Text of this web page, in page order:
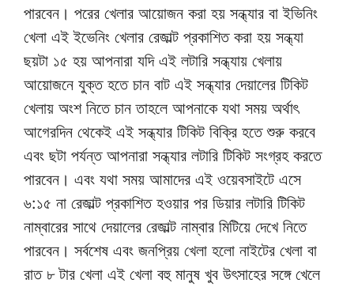
পারবেন। পরের খেলার আয়োজন করা হয় সন্ধ্যার বা ইভিনিং
খেলা এই ইভেনিং খেলার রেজাল্ট প্রকাশিত করা হয় সন্ধ্যা
ছয়টা ১৫ হয় আপনারা যদি এই লটারি সন্ধ্যায় খেলায়
আয়োজনে যুক্ত হতে চান বাট এই সন্ধ্যার দেয়ালের টিকিট
খেলায় অংশ নিতে চান তাহলে আপনাকে যথা সময় অর্থাৎ
আগেরদিন থেকেই এই সন্ধ্যার টিকিট বিক্রি হতে শুরু করবে
এবং ছটা পর্যন্ত আপনারা সন্ধ্যার লটারি টিকিট সংগ্রহ করতে
পারবেন। এবং যথা সময় আমাদের এই ওয়েবসাইটে এসে
৬:১৫ না রেজাল্ট প্রকাশিত হওয়ার পর ডিয়ার লটারি টিকিট
নাম্বারের সাথে দেয়ালের রেজাল্ট নাম্বার মিটিয়ে দেখে নিতে
পারবেন। সর্বশেষ এবং জনপ্রিয় খেলা হলো নাইটের খেলা বা
রাত ৮ টার খেলা এই খেলা বহু মানুষ খুব উৎসাহের সঙ্গে খেলে